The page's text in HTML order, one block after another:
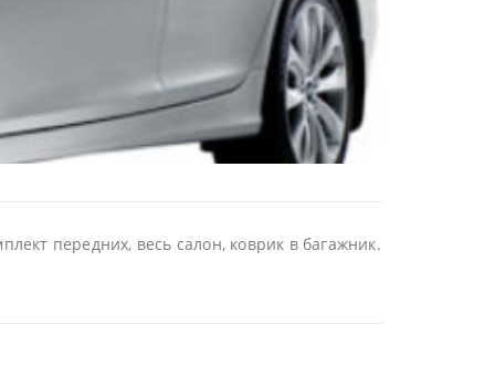
передних, весь салон, коврик в багажник.